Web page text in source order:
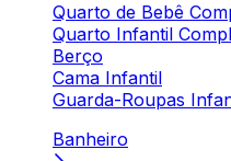
Quarto de Bebê
Quarto Infantil
Berço
Cama Infantil
Guarda-Roupas
Banheiro